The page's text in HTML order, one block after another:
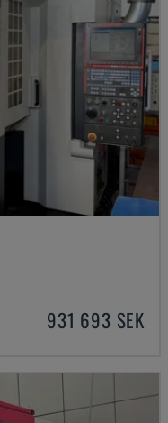
931 693 SEK